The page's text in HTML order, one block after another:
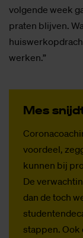
volgende week
praten blijven.
werken.”
Mes
voordeel,
kunnen bij
De
dan de toch
stappen. Ook